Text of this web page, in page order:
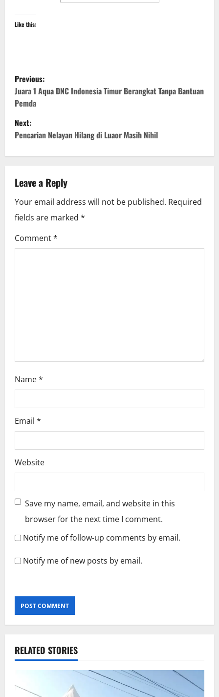
Like this:
P
o
s
t
n
a
v
i
g
Previous:
Juara 1 Aqua DNC Indonesia Timur Berangkat Tanpa Bantuan
Pemda
Next:
Pencarian Nelayan Hilang di Luaor Masih Nihil
Leave a Reply
Your email address will not be published. Required
fields are marked *
Comment*
Name*
Email *
Website
Save my name, email, and website in this
browser for the next time I comment.
Notify me of follow-up comments by email.
Notify me of new posts by email.
RELATED STORIES